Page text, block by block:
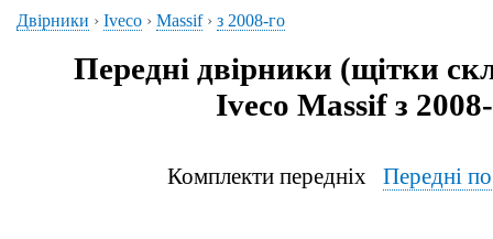
Двірники › Iveco › Massif› з 2008-го
Передні двірники (щітки
Iveco Massif з
Комплекти передніх Передні